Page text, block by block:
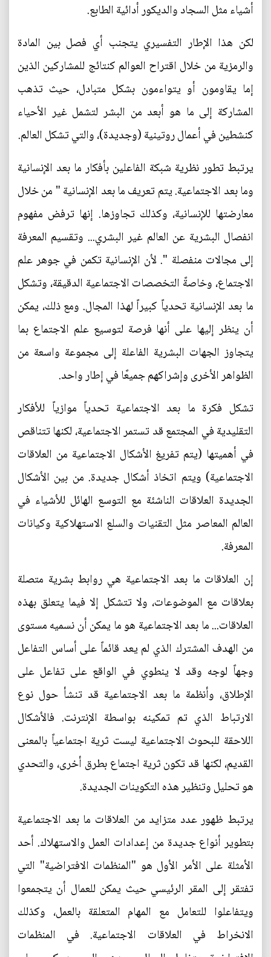
أشياء مثل السجاد والديكور أدائية الطابع.
لكن هذا الإطار التفسيري يتجنب أي فصل بين المادة
والرمزية من خلال اقتراح العوالم كنتائج للمشاركين الذين
إما يقاومون أو يتواءمون بشكل متبادل، حيث تذهب
المشاركة إلى ما هو أبعد من البشر لتشمل غير الأحياء
كنشطين في أعمال روتينية (وجديدة)، والتي تشكل العالم.
يرتبط تطور نظرية شبكة الفاعلين بأفكار ما بعد الإنسانية
وما بعد الاجتماعية. يتم تعريف ما بعد الإنسانية " من خلال
معارضتها للإنسانية، وكذلك تجاوزها. إنها ترفض مفهوم
انفصال البشرية عن العالم غير البشري... وتقسيم المعرفة
إلى مجالات منفصلة ". لأن الإنسانية تكمن في جوهر علم
الاجتماع، وخاصةً التخصصات الاجتماعية الدقيقة، وتشكل
ما بعد الإنسانية تحدياً كبيراً لهذا المجال. ومع ذلك، يمكن
أن ينظر إليها على أنها فرصة لتوسيع علم الاجتماع بما
يتجاوز الجهات البشرية الفاعلة إلى مجموعة واسعة من
الظواهر الأخرى وإشراكهم جميعًا في إطار واحد.
تشكل فكرة ما بعد الاجتماعية تحدياً موازياً للأفكار
التقليدية في المجتمع قد تستمر الاجتماعية، لكنها تتناقص
في أهميتها (يتم تفريغ الأشكال الاجتماعية من العلاقات
الاجتماعية) ويتم اتخاذ أشكال جديدة. من بين الأشكال
الجديدة العلاقات الناشئة مع التوسع الهائل للأشياء في
العالم المعاصر مثل التقنيات والسلع الاستهلاكية وكيانات
المعرفة.
إن العلاقات ما بعد الاجتماعية هي روابط بشرية متصلة
بعلاقات مع الموضوعات، ولا تتشكل إلا فيما يتعلق بهذه
العلاقات... ما بعد الاجتماعية هو ما يمكن أن نسميه مستوى
من الهدف المشترك الذي لم يعد قائماً على أساس التفاعل
وجهاً لوجه وقد لا ينطوي في الواقع على تفاعل على
الإطلاق، وأنظمة ما بعد الاجتماعية قد تنشأ حول نوع
الارتباط الذي تم تمكينه بواسطة الإنترنت. فالأشكال
اللاحقة للبحوث الاجتماعية ليست ثرية اجتماعياً بالمعنى
القديم، لكنها قد تكون ثرية اجتماع بطرق أخرى، والتحدي
هو تحليل وتنظير هذه التكوينات الجديدة.
يرتبط ظهور عدد متزايد من العلاقات ما بعد الاجتماعية
بتطوير أنواع جديدة من إعدادات العمل والاستهلاك. أحد
الأمثلة على الأمر الأول هو "المنظمات الافتراضية" التي
تفتقر إلى المقر الرئيسي حيث يمكن للعمال أن يتجمعوا
ويتفاعلوا للتعامل مع المهام المتعلقة بالعمل، وكذلك
الانخراط في العلاقات الاجتماعية. في المنظمات